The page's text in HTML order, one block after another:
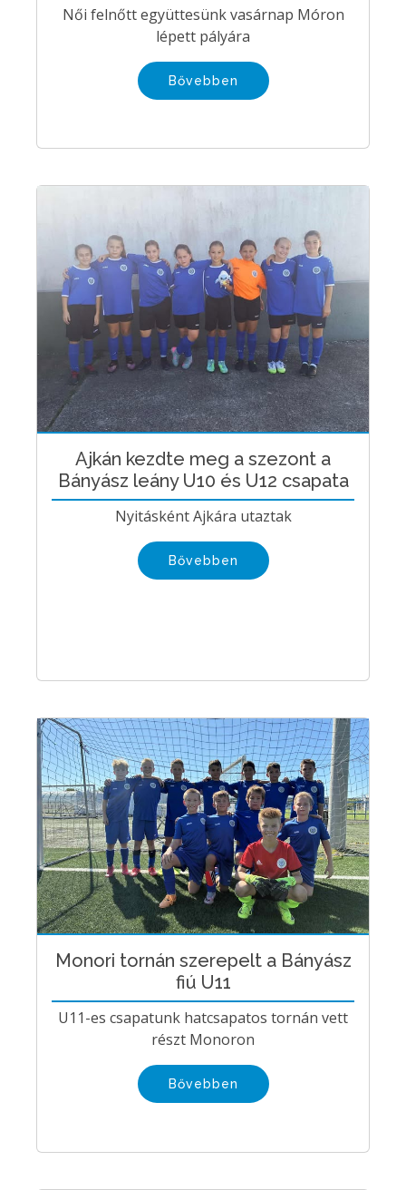
Női felnőtt együttesünk vasárnap Móron
lépett pályára
Bővebben
Ajkán kezdte meg a szezont a
Bányász leány U10 és U12 csapata
Nyitásként Ajkára utaztak
Bővebben
Monori tornán szerepelt a Bányász
fiú U11
U11-es csapatunk hatcsapatos tornán vett
részt Monoron
Bővebben